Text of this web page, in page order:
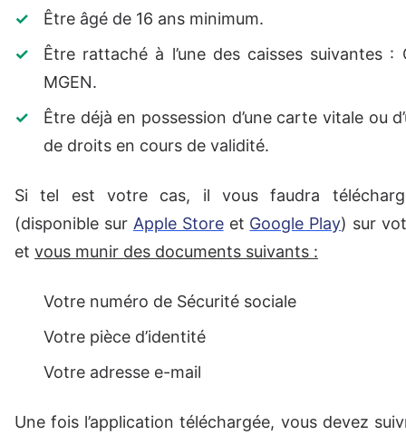
Être âgé de 16 ans minimum.
Être rattaché à l’une des caisses suivantes :
MGEN.
Être déjà en possession d’une carte vitale ou
de droits en cours de validité.
Si tel est votre cas, il vous faudra
(disponible sur Apple Storeet Google Play) sur
et vous munir des documents suivants :
Votre numéro de Sécurité sociale
Votre pièce d’identité
Votre adresse e-mail
Une fois l’application téléchargée, vous devez